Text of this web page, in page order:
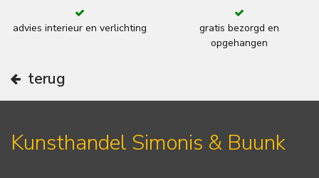
advies interieur en verlichting
gratis bezorgd en
opgehangen
terug
Kunsthandel Simonis & Buunk